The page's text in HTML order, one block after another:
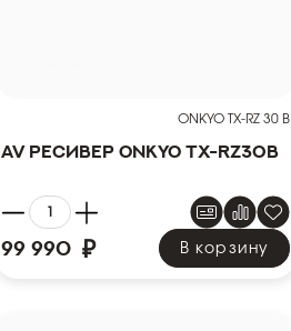
ONKYO TX-RZ 30 B
AV Ресивер Onkyo TX-RZ30B
99 990 ₽ В корзину